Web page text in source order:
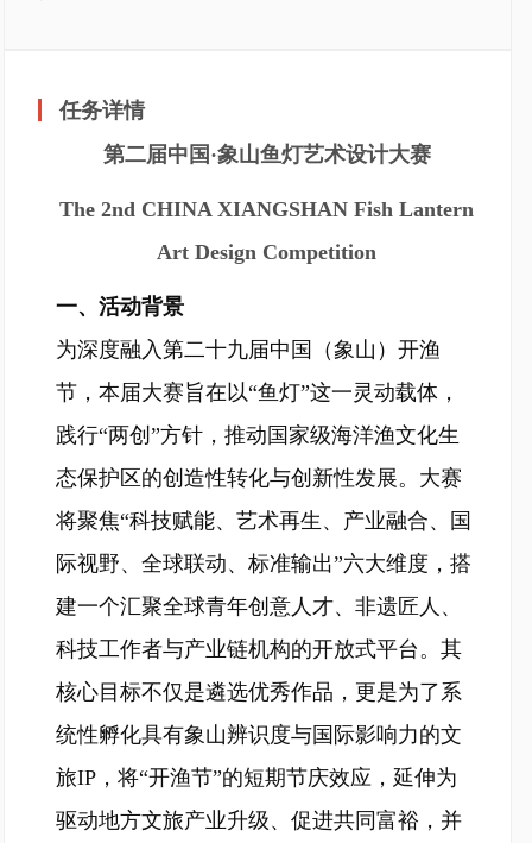
任务详情
第二届中国·象山鱼灯艺术设计大赛
The 2nd CHINA XIANGSHAN Fish Lantern
Art Design Competition
一、活动背景
为深度融入第二十九届中国（象山）开渔
节，本届大赛旨在以“鱼灯”这一灵动载体，
践行“两创”方针，推动国家级海洋渔文化生
态保护区的创造性转化与创新性发展。大赛
将聚焦“科技赋能、艺术再生、产业融合、国
际视野、全球联动、标准输出”六大维度，搭
建一个汇聚全球青年创意人才、非遗匠人、
科技工作者与产业链机构的开放式平台。其
核心目标不仅是遴选优秀作品，更是为了系
统性孵化具有象山辨识度与国际影响力的文
旅IP，将“开渔节”的短期节庆效应，延伸为
驱动地方文旅产业升级、促进共同富裕，并